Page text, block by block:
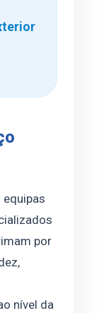
por
nível da